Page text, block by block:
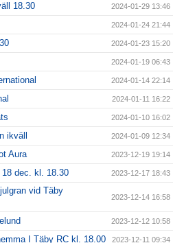
18.30 2024-01-29 13:46
2024-01-24 21:44
2024-01-23 15:20
2024-01-19 06:43
2024-01-14 22:14
2024-01-11 16:22
2024-01-10 16:02
ikväll 2024-01-09 12:34
Aura 2023-12-19 19:14
18 dec. kl. 18.30 2023-12-17 18:43
vid Täby
2023-12-14 16:58
2023-12-12 10:58
I Täby RC kl. 18.00 2023-12-11 09:34